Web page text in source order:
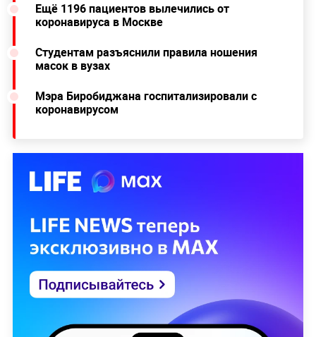
Ещё 1196 пациентов вылечились от
коронавируса в Москве
Студентам разъяснили правила ношения
масок в вузах
Мэра Биробиджана госпитализировали с
коронавирусом